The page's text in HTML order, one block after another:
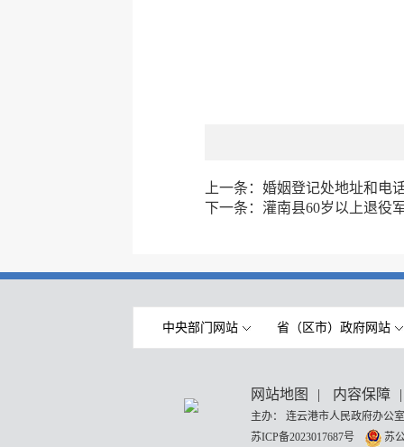
上一条： 婚姻登记处地址和电
下一条： 灌南县60岁以上退役
中央部门网站 省（区市）政府网站
网站地图 | 内容保障 |
主办： 连云港市人民政府办
苏ICP备2023017687号
苏